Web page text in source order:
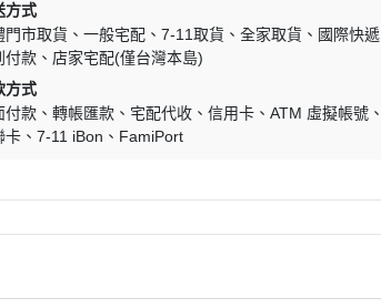
方式
門市取貨
一般宅配 7-11取貨 全家取貨
國際快遞
付款
店家宅配(僅台灣本島)
方式
付款
轉帳匯款 宅配代收 信用卡
ATM 虛擬帳號
卡
7-11 iBon FamiPort